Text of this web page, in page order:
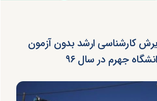
کارشناسی ارشد بدون آزمون
جهرم در سال ۹۶